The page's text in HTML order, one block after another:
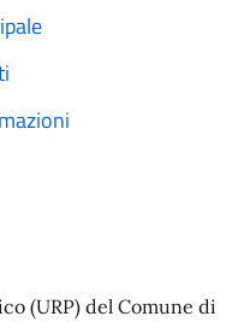
(URP) del Comune di